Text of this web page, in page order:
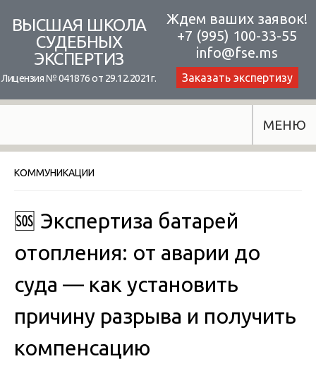
content
ВЫСШАЯ ШКОЛА
СУДЕБНЫХ
ЭКСПЕРТИЗ
Лицензия № 041876 от 29.12.2021г.
Ждем ваших заявок!
+7 (995) 100-33-55
info@fse.ms
Заказать экспертизу
МЕНЮ
КОММУНИКАЦИИ
🆘 Экспертиза батарей
отопления: от аварии до
суда — как установить
причину разрыва и получить
компенсацию